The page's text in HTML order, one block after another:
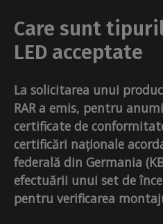
Care sunt
LED acceptate
La solicitarea unui
RAR a emis, pentru
certificate de
certificări naționale
federală din Germania
efectuării unui set de
pentru verificarea